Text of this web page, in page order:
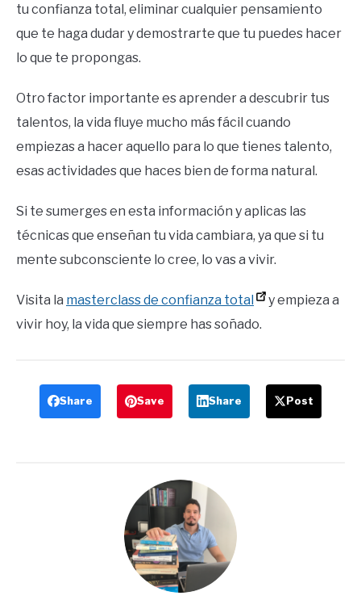
tu confianza total, eliminar cualquier pensamiento
que te haga dudar y demostrarte que tu puedes hacer
lo que te propongas.
Otro factor importante es aprender a descubrir tus
talentos, la vida fluye mucho más fácil cuando
empiezas a hacer aquello para lo que tienes talento,
esas actividades que haces bien de forma natural.
Si te sumerges en esta información y aplicas las
técnicas que enseñan tu vida cambiara, ya que si tu
mente subconsciente lo cree, lo vas a vivir.
Visita la masterclass de confianza total
y empieza a
vivir hoy, la vida que siempre has soñado.
Share Save Share Post